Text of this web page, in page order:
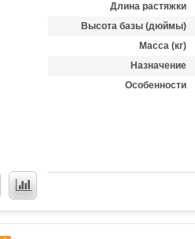
Длина растяжки
Высота базы (дюймы)
Масса (кг)
Назначение
Особенности